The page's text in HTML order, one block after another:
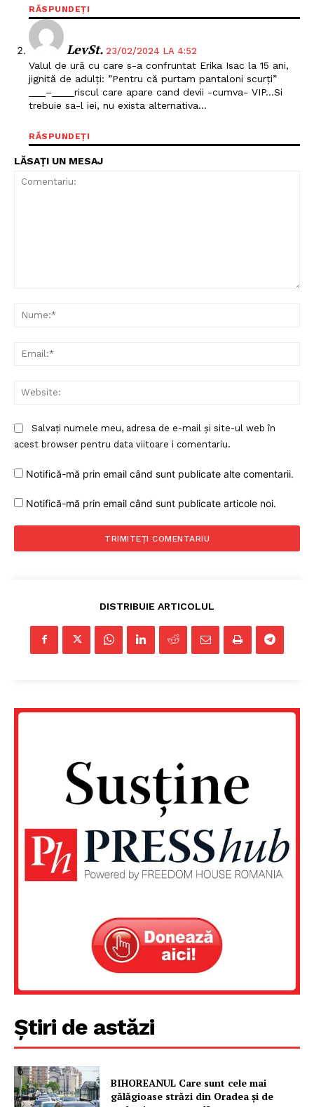
Despre noi / Echipa
Contact
RĂSPUNDEȚI
LevSt. 23/02/2024 LA 4:52
Valul de ură cu care s-a confruntat Erika Isac la 15 ani,
jignită de adulți: ”Pentru că purtam pantaloni scurți”
___–____riscul care apare cand devii -cumva- VIP…Si
trebuie sa-l iei, nu exista alternativa…
RĂSPUNDEȚI
LĂSAȚI UN MESAJ
Salvați numele meu, adresa de e-mail și site-ul web în
acest browser pentru data viitoare i comentariu.
Notifică-mă prin email când sunt publicate alte comentarii.
Notifică-mă prin email când sunt publicate articole noi.
DISTRIBUIE ARTICOLUL
Știri de astăzi
BIHOREANUL Care sunt cele mai
gălăgioase străzi din Oradea și de